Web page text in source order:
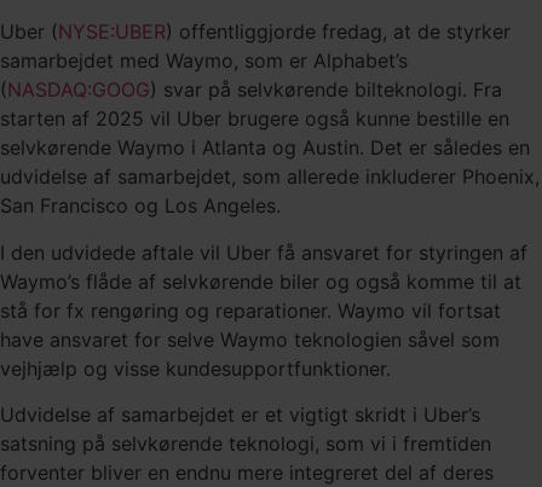
Uber (NYSE:UBER) offentliggjorde fredag, at de styrker
samarbejdet med Waymo, som er Alphabet’s
(NASDAQ:GOOG) svar på selvkørende bilteknologi. Fra
starten af 2025 vil Uber brugere også kunne bestille en
selvkørende Waymo i Atlanta og Austin. Det er således en
udvidelse af samarbejdet, som allerede inkluderer Phoenix,
San Francisco og Los Angeles.
I den udvidede aftale vil Uber få ansvaret for styringen af
Waymo’s flåde af selvkørende biler og også komme til at
stå for fx rengøring og reparationer. Waymo vil fortsat
have ansvaret for selve Waymo teknologien såvel som
vejhjælp og visse kundesupportfunktioner.
Udvidelse af samarbejdet er et vigtigt skridt i Uber’s
satsning på selvkørende teknologi, som vi i fremtiden
forventer bliver en endnu mere integreret del af deres